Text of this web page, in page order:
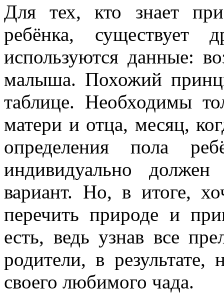
Для тех, кто знает
ребёнка, существует
используются данные:
малыша. Похожий
таблице. Необходимы
матери и отца, месяц,
определения пола
индивидуально
вариант. Но, в итоге,
перечить природе и
есть, ведь узнав все
родители, в
своего любимого чада.